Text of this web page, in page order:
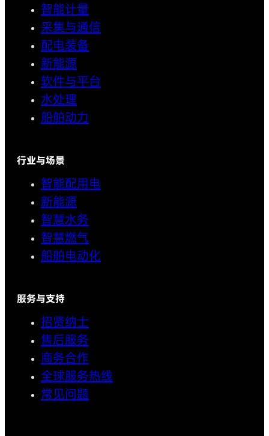
智能计量
采集与通信
配电装备
新能源
软件与平台
水处理
船舶动力
行业与场景
智能配用电
新能源
智慧水务
智慧燃气
船舶电动化
服务与支持
招贤纳士
售后服务
商务合作
全球服务热线
常见问题